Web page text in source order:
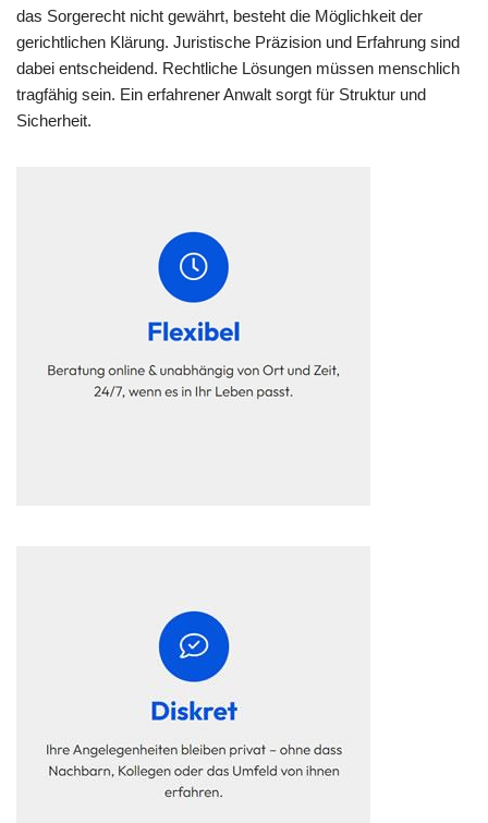
das Sorgerecht nicht gewährt, besteht die Möglichkeit der
gerichtlichen Klärung. Juristische Präzision und Erfahrung sind
dabei entscheidend. Rechtliche Lösungen müssen menschlich
tragfähig sein. Ein erfahrener Anwalt sorgt für Struktur und
Sicherheit.